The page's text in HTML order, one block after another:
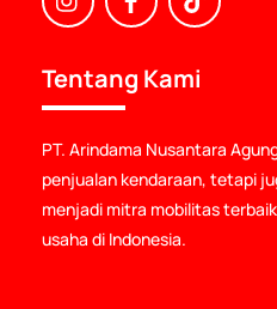
Icon
Icon
Icon
Tentang Kami
PT. Arindama Nusantara
penjualan kendaraan, tetapi
menjadi mitra mobilitas
usaha di Indonesia.